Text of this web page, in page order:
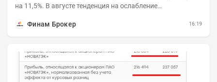
на 11,5%. В августе тенденция на ослабление
Финам Брокер
16:19